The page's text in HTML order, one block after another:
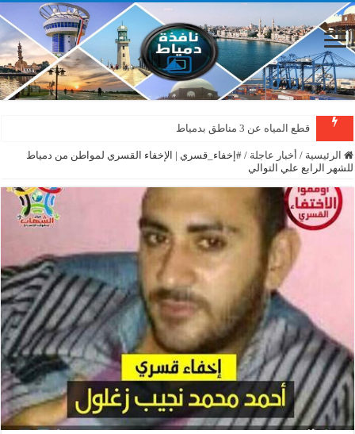
قطع المياه عن 3 مناطق بدمياط
الرئيسية / أخبار عاجلة / #إخفاء_قسري | الإخفاء القسري لمواطن من دمياط
للشهر الرابع علي التوالي